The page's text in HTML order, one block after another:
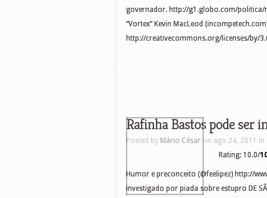
governador. http://g1.globo.com/
“Vortex” Kevin MacLeod
http://creativecommons.org/licenses/by/
Rafinha Bastos pode ser
Posted by Mário César on ago 24, 2011 in
Rating: 10.0/
Humor e preconceito (@feelipez) http://
investigado por piada sobre estupro DE